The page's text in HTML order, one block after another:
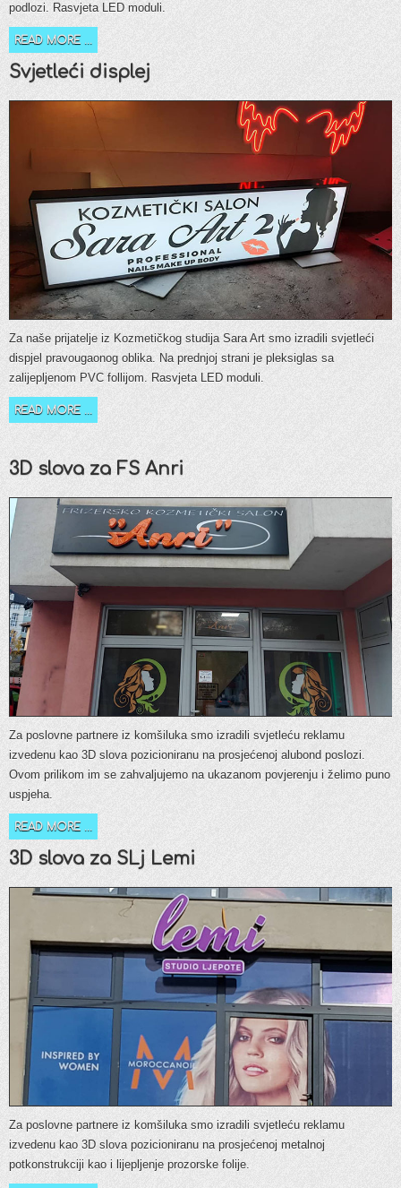
podlozi. Rasvjeta LED moduli.
READ MORE ...
Svjetleći displej
Za naše prijatelje iz Kozmetičkog studija Sara Art smo izradili svjetleći
dispjel pravougaonog oblika. Na prednjoj strani je pleksiglas sa
zalijepljenom PVC follijom. Rasvjeta LED moduli.
READ MORE ...
3D slova za FS Anri
Za poslovne partnere iz komšiluka smo izradili svjetleću reklamu
izvedenu kao 3D slova pozicioniranu na prosjećenoj alubond poslozi.
Ovom prilikom im se zahvaljujemo na ukazanom povjerenju i želimo puno
uspjeha.
READ MORE ...
3D slova za SLj Lemi
Za poslovne partnere iz komšiluka smo izradili svjetleću reklamu
izvedenu kao 3D slova pozicioniranu na prosjećenoj metalnoj
potkonstrukciji kao i lijepljenje prozorske folije.